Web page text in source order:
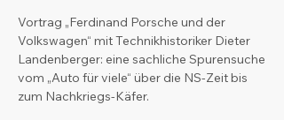
Vortrag „Ferdinand Porsche und der
Volkswagen“ mit Technikhistoriker Dieter
Landenberger: eine sachliche Spurensuche
vom „Auto für viele“ über die NS-Zeit bis
zum Nachkriegs-Käfer.